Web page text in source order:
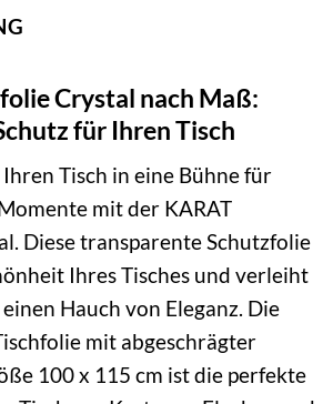
Crystal nach Maß:
für Ihren Tisch
Tisch in eine Bühne für
mit der KARAT
Diese transparente Schutzfolie
Ihres Tisches und verleiht
Hauch von Eleganz. Die
mit abgeschrägter
100 x 115 cm ist die perfekte